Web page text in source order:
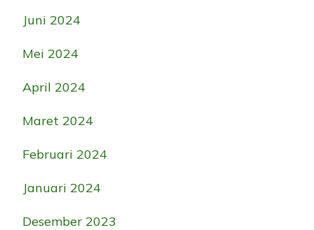
Juni 2024
Mei 2024
April 2024
Maret 2024
Februari 2024
Januari 2024
Desember 2023